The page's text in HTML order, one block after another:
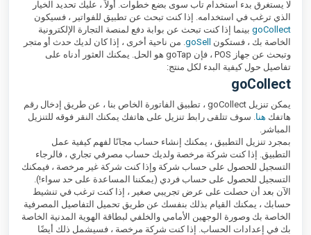
لا يستغرق بدء استخدام تاب سوى بضع خطوات. أولاً ، عليك تحديد الخيار
الذي ترغب في استخدامه. إذا كنت تبحث عن تطبيق للفواتير ، فسيكون
goCollect بينما إذا كنت تبحث عن بوابة دفع لمنصة التجارة الإلكترونية
الخاصة بك ، فستكون
goSell. من ناحية أخرى ، إذا كان لديك حدث أو متجر
وتبحث عن جهاز POS ، فإن goTap هو الحل. يمكنك العثور أدناه على
تفاصيل حول كيفية البدء لكل منتج:
goCollect
يمكن تنزيل goCollect ، تطبيق الفاتورة الخاص بنا ، عن طريق إدخال رقم
هاتفك هنا. سوف تتلقى رابط تنزيل على هاتفك يمكنك النقر فوقه للتنزيل
المباشر.
بمجرد تنزيل التطبيق ، يمكنك إنشاء حساب مجانًا لفهم كيفية عمل
التطبيق. إذا كنت شركة مرخصة ولديك حساب مصرفي تجاري ، فالرجاء
التسجيل للحصول على حساب شركة وإذا كنت شركة غير مرخصة ، فيمكنك
التسجيل للحصول على حساب فردي (يمكننا المساعدة على حد سواء!).
الآن بعد أن حصلت على عرض تجريبي صغير ، إذا كنت ترغب في تنشيط
حسابك ، يمكنك القيام بذلك بنفسك عن طريق تحميل التفاصيل المصرفية
الخاصة بك وصورة الوجهين الأمامي والخلفي لبطاقة الهوية المدنية الخاصة
بك في إعدادات الحساب. إذا كنت شركة مرخصة ، فسيشمل ذلك أيضًا